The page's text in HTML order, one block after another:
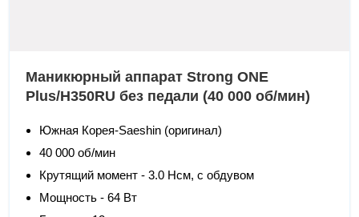
Маникюрный аппарат Strong ONE
Plus/H350RU без педали (40 000 об/мин)
Южная Корея-Saeshin (оригинал)
40 000 об/мин
Крутящий момент - 3.0 Нсм, с обдувом
Мощность - 64 Вт